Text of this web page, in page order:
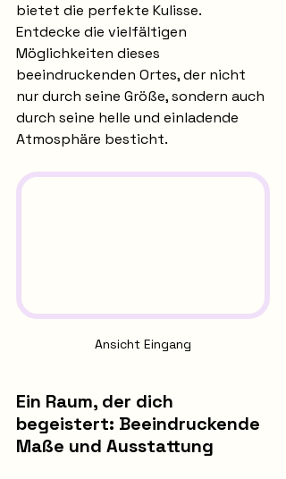
bietet die perfekte Kulisse.
Entdecke die vielfältigen
Möglichkeiten dieses
beeindruckenden Ortes, der nicht
nur durch seine Größe, sondern auch
durch seine helle und einladende
Atmosphäre besticht.
Ansicht Eingang
Ein Raum, der dich
begeistert: Beeindruckende
Maße und Ausstattung